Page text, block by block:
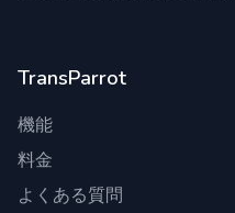
TransParrot
機能
料金
よくある質問